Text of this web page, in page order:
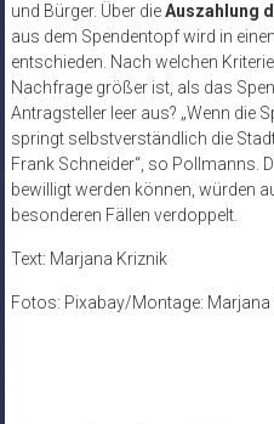
und Bürger. Über dieAuszahlung
aus dem Spendentopf wird in
entschieden. Nach welchen
Nachfrage größer ist, als das
Antragsteller leer aus? „Wenn die
springt selbstverständlich die
Frank Schneider“, so Pollmanns.
bewilligt werden können, würden
besonderen Fällen verdoppelt.
Text: Marjana Kriznik
Fotos: Pixabay/Montage: Marjana